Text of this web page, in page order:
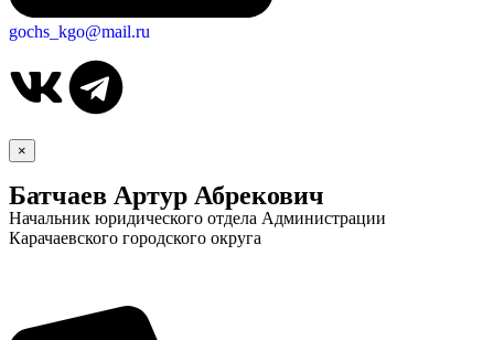
gochs_kgo@mail.ru
×
Батчаев Артур Абрекович
Начальник юридического отдела Администрации
Карачаевского городского округа